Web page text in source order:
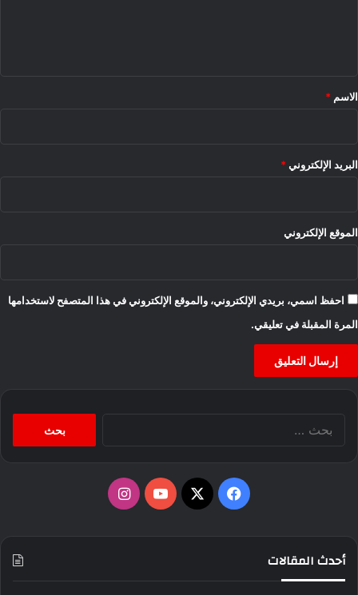
*
الاسم *
البريد الإلكتروني *
الموقع الإلكتروني
احفظ اسمي، بريدي الإلكتروني، والموقع الإلكتروني في هذا المتصفح لاستخدامها
المرة المقبلة في تعليقي.
فيسبوك
‫X
‫YouTubeانستقرام
أحدث المقالات